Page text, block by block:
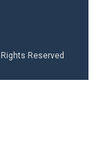
Reserved